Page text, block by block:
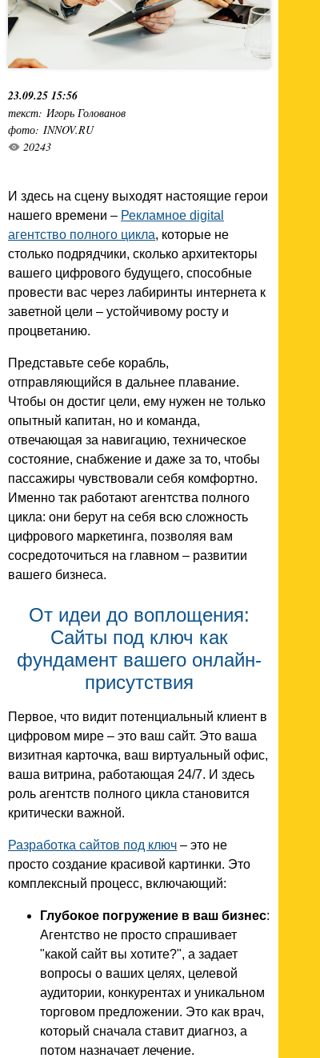
23.09.25 15:56
текст: Игорь Голованов
фото: INNOV.RU
20243
И здесь на сцену выходят настоящие герои
нашего времени – Рекламное digital
агентство полного цикла, которые не
столько подрядчики, сколько архитекторы
вашего цифрового будущего, способные
провести вас через лабиринты интернета к
заветной цели – устойчивому росту и
процветанию.
Представьте себе корабль,
отправляющийся в дальнее плавание.
Чтобы он достиг цели, ему нужен не только
опытный капитан, но и команда,
отвечающая за навигацию, техническое
состояние, снабжение и даже за то, чтобы
пассажиры чувствовали себя комфортно.
Именно так работают агентства полного
цикла: они берут на себя всю сложность
цифрового маркетинга, позволяя вам
сосредоточиться на главном – развитии
вашего бизнеса.
От идеи до воплощения:
Сайты под ключ как
фундамент вашего онлайн-
присутствия
Первое, что видит потенциальный клиент в
цифровом мире – это ваш сайт. Это ваша
визитная карточка, ваш виртуальный офис,
ваша витрина, работающая 24/7. И здесь
роль агентств полного цикла становится
критически важной.
Разработка сайтов под ключ – это не
просто создание красивой картинки. Это
комплексный процесс, включающий:
Глубокое погружение в ваш бизнес:
Агентство не просто спрашивает
"какой сайт вы хотите?", а задает
вопросы о ваших целях, целевой
аудитории, конкурентах и уникальном
торговом предложении. Это как врач,
который сначала ставит диагноз, а
потом назначает лечение.